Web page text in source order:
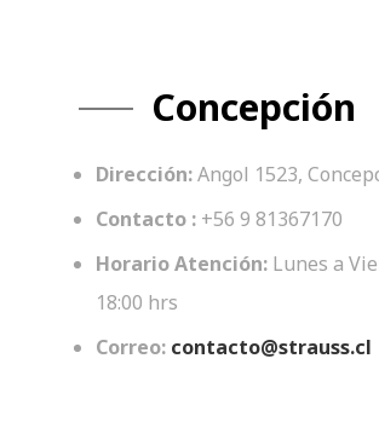
Concepción
Dirección:Angol 1523,
Contacto : +56 9 81367170
Horario Atención: Lunes a
18:00 hrs
Correo: contacto@strauss.cl